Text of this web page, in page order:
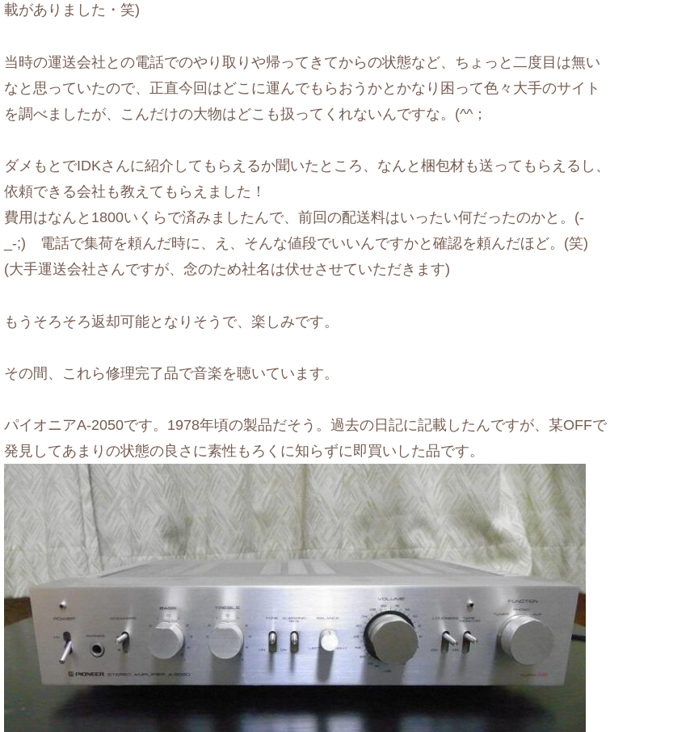
載がありました・笑)
当時の運送会社との電話でのやり取りや帰ってきてからの状態など、ちょっと二度目は無い
なと思っていたので、正直今回はどこに運んでもらおうかとかなり困って色々大手のサイト
を調べましたが、こんだけの大物はどこも扱ってくれないんですな。(^^；
ダメもとでIDKさんに紹介してもらえるか聞いたところ、なんと梱包材も送ってもらえるし、
依頼できる会社も教えてもらえました！
費用はなんと1800いくらで済みましたんで、前回の配送料はいったい何だったのかと。(-
_-;) 電話で集荷を頼んだ時に、え、そんな値段でいいんですかと確認を頼んだほど。(笑)
(大手運送会社さんですが、念のため社名は伏せさせていただきます)
もうそろそろ返却可能となりそうで、楽しみです。
その間、これら修理完了品で音楽を聴いています。
パイオニアA-2050です。1978年頃の製品だそう。過去の日記に記載したんですが、某OFFで
発見してあまりの状態の良さに素性もろくに知らずに即買いした品です。